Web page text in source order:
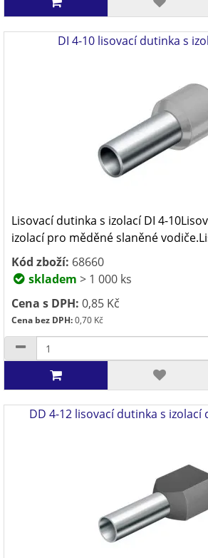
DI 4-10 lisovací dutinka s
Lisovací dutinka s izolací DI 4-
izolací pro měděné slaněné
Kód zboží: 68660
skladem > 1 000 ks
Cena s DPH: 0,85 Kč
Cena bez DPH:0,70 Kč
DD 4-12 lisovací dutinka s